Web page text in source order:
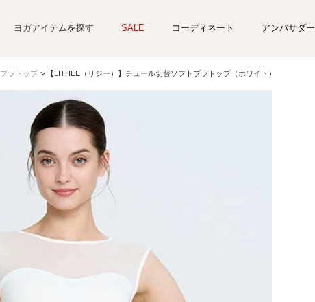
ヨガアイテムを探す SALE コーディネート アンバサダー
ブラトップ 【LITHEE（リジー）】チュール切替ソフトブラトップ（ホワイト）